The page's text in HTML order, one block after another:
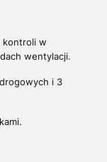
kontroli w
wentylacji.
i 3